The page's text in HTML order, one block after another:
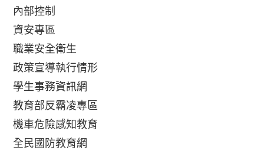
內部控制
資安專區
職業安全衛生
政策宣導執行情形
學生事務資訊網
教育部反霸凌專區
機車危險感知教育
全民國防教育網